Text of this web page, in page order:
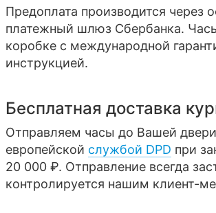
Предоплата производится через
платежный шлюз Сбербанка.
коробке с международной
инструкцией.
Бесплатная доставка
Отправляем часы до Вашей
европейской службой DPD при
20 000 ₽. Отправление всегда
контролируется нашим клиент-